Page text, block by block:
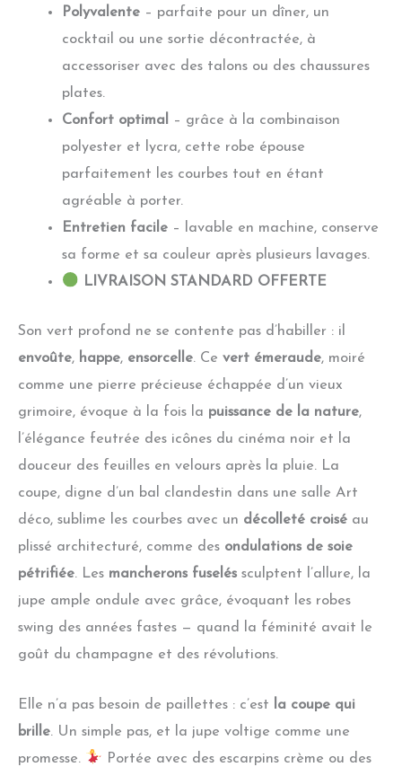
Polyvalente – parfaite pour un dîner, un
cocktail ou une sortie décontractée, à
accessoriser avec des talons ou des chaussures
plates.
Confort optimal
– grâce à la combinaison
polyester et lycra, cette robe épouse
parfaitement les courbes tout en étant
agréable à porter.
Entretien facile – lavable en machine, conserve
sa forme et sa couleur après plusieurs lavages.
LIVRAISON STANDARD OFFERTE
Son vert profond ne se contente pas d’habiller : il
envoûte, happe, ensorcelle. Ce vert émeraude, moiré
comme une pierre précieuse échappée d’un vieux
grimoire, évoque à la fois la puissance de la nature,
l’élégance feutrée des icônes du cinéma noir et la
douceur des feuilles en velours après la pluie. La
coupe, digne d’un bal clandestin dans une salle Art
déco, sublime les courbes avec un décolleté croisé au
plissé architecturé, comme des ondulations de soie
pétrifiée. Les mancherons fuselés sculptent l’allure, la
jupe ample ondule avec grâce, évoquant les robes
swing des années fastes — quand la féminité avait le
goût du champagne et des révolutions.
Elle n’a pas besoin de paillettes : c’est
la coupe qui
brille. Un simple pas, et la jupe voltige comme une
promesse.
Portée avec des escarpins crème ou des